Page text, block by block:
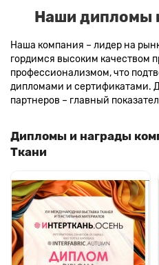
Наши дипломы
Наша компания – лидер на
гордимся высоким качеством
профессионализмом, что
дипломами и сертификатами.
партнеров – главный
Дипломы и награды
Ткани